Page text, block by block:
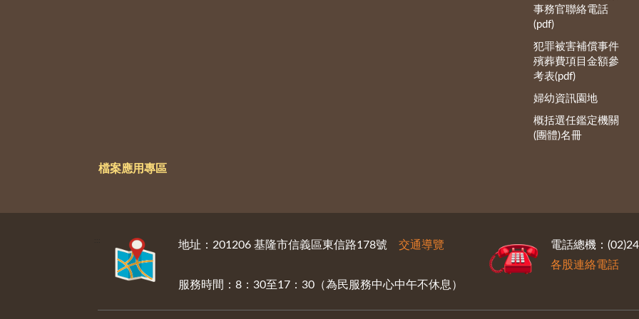
事務官聯絡電話
(pdf)
犯罪被害補償事件
殯葬費項目金額參
考表(pdf)
婦幼資訊園地
概括選任鑑定機關
(團體)名冊
檔案應用專區
地址：201206 基隆市信義區東信路178號 交通導覽
服務時間：8：30至17：30（為民服務中心中午不休息）
電話總機：
各股連絡電話